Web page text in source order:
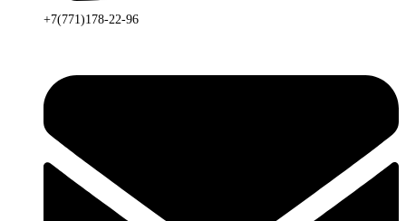
+7(771)178-22-96